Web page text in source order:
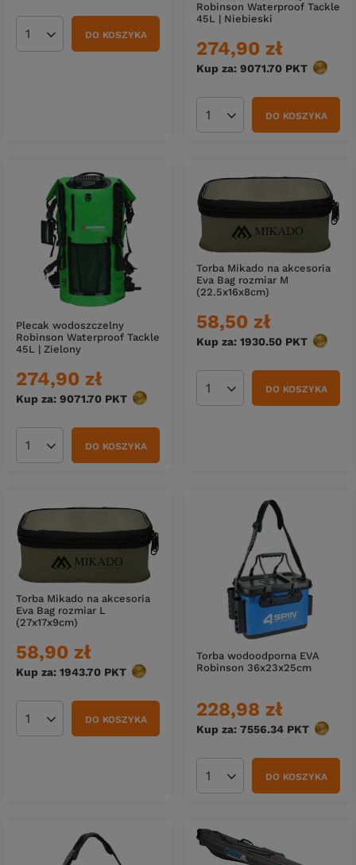
Ilość produktówDO KOSZYKA
Robinson Waterproof Tackle
45L | Niebieski
274,90 zł
Kup za: 9071.70 PKT
Ilość produktówDO KOSZYKA
Plecak wodoszczelny
Robinson Waterproof Tackle
45L | Zielony
274,90 zł
Kup za: 9071.70 PKT punktów
Ilość produktówDO KOSZYKA
Torba Mikado na akcesoria
Eva Bag rozmiar M
(22.5x16x8cm)
58,50 zł
Kup za: 1930.50 PKT
Ilość produktówDO KOSZYKA
Torba Mikado na akcesoria
Eva Bag rozmiar L
(27x17x9cm)
58,90 zł
Kup za: 1943.70 PKT punktów
Ilość produktówDO KOSZYKA
Torba wodoodporna EVA
Robinson 36x23x25cm
228,98 zł
Kup za: 7556.34 PKT
Ilość produktówDO KOSZYKA